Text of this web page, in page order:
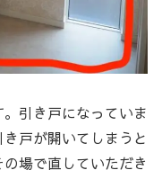
引き戸になっていま
戸が開いてしまうと
場で直していただき